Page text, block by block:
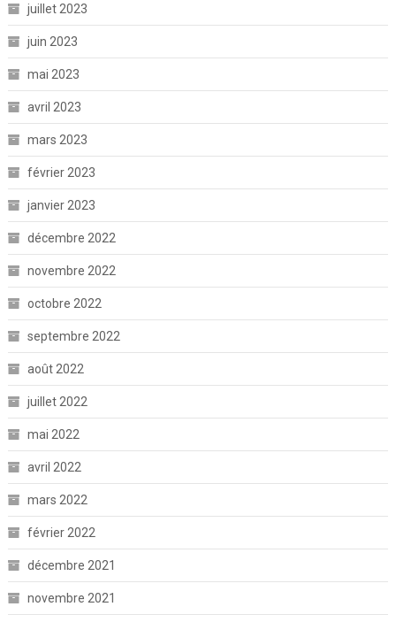
juillet 2023
juin 2023
mai 2023
avril 2023
mars 2023
février 2023
janvier 2023
décembre 2022
novembre 2022
octobre 2022
septembre 2022
août 2022
juillet 2022
mai 2022
avril 2022
mars 2022
février 2022
décembre 2021
novembre 2021